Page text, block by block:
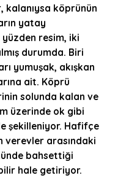
kalanıysa köprünün
yatay
resim, iki
durumda. Biri
yumuşak, akışkan
ait. Köprü
solunda kalan ve
üzerinde ok gibi
şekilleniyor. Hafifçe
verevler arasındaki
bahsettiği
hale getiriyor.